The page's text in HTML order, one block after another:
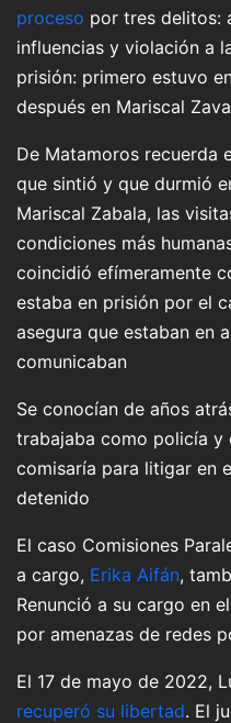
proceso por tres delitos:
influencias y violación a
prisión: primero estuvo
después en Mariscal
De Matamoros recuerda
que sintió y que durmió
Mariscal Zabala, las
condiciones más
coincidió efímeramente
estaba en prisión por el
asegura que estaban en
comunicaban
Se conocían de años
trabajaba como policía y
comisaría para litigar en
detenido
El caso Comisiones
a cargo, Erika Aifán,
Renunció a su cargo en
por amenazas de redes
El 17 de mayo de 2022,
recuperó su libertad. El